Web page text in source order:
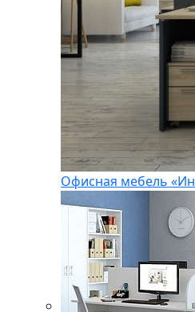
Офисная мебель